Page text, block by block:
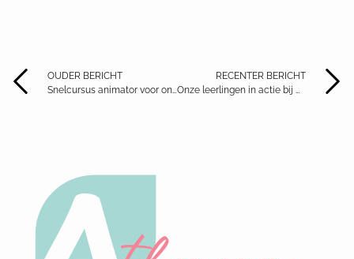
OUDER BERICHT
Snelcursus animator voor onze leerlingen!
RECENTER BERICHT
Onze leerlingen in actie bij UniMath & Wiskunnend Wiske!